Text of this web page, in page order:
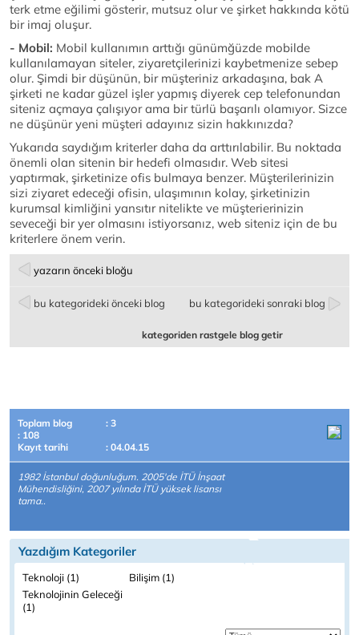
terk etme eğilimi gösterir, mutsuz olur ve şirket hakkında kötü
bir imaj oluşur.
- Mobil: Mobil kullanımın arttığı günümğüzde mobilde
kullanılamayan siteler, ziyaretçilerinizi kaybetmenize sebep
olur. Şimdi bir düşünün, bir müşteriniz arkadaşına, bak A
şirketi ne kadar güzel işler yapmış diyerek cep telefonundan
siteniz açmaya çalışıyor ama bir türlü başarılı olamıyor. Sizce
ne düşünür yeni müşteri adayınız sizin hakkınızda?
Yukarıda saydığım kriterler daha da arttırılabilir. Bu noktada
önemli olan sitenin bir hedefi olmasıdır. Web sitesi
yaptırmak, şirketinize ofis bulmaya benzer. Müşterilerinizin
sizi ziyaret edeceği ofisin, ulaşımının kolay, şirketinizin
kurumsal kimliğini yansıtır nitelikte ve müşterierinizin
seveceği bir yer olmasını istiyorsanız, web siteniz için de bu
kriterlere önem verin.
yazarın önceki bloğu
bu kategorideki önceki blog bu kategorideki sonraki blog
kategoriden rastgele blog getir
Toplam blog
: 3
: 108
Kayıt tarihi
: 04.04.15
1982 İstanbul doğunluğum. 2005'de İTÜ İnşaat
Mühendisliğini, 2007 yılında İTÜ yüksek lisansı
tama..
Yazdığım Kategoriler
Teknoloji (1)
Bilişim (1)
Teknolojinin Geleceği
(1)